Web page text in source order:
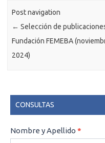
Post navigation
← Selección de
Fundación FEMEBA
2024)
CONSULTAS
CONSULTAS
Nombre y Apellido *